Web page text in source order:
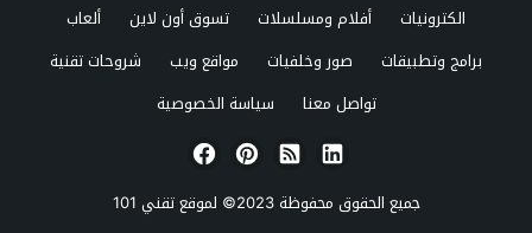
الكترونيات أفلام ومسلسلات تسوق أون لاين
ألعاب
برامج وتطبيقات
صور وخلفيات مواقع ويب
شروحات تقنية
تواصل معنا
سياسة الخصوصية
جميع الحقوق محفوظة 2023© لموقع
تقني 101